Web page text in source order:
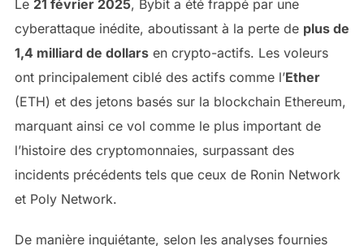
Le 21 février 2025, Bybit a été frappé par une
cyberattaque inédite, aboutissant à la perte de plus de
1,4 milliard de dollarsen crypto-actifs. Les voleurs
ont principalement ciblé des actifs comme l’Ether
(ETH) et des jetons basés sur la blockchain Ethereum,
marquant ainsi ce vol comme le plus important de
l’histoire des cryptomonnaies, surpassant des
incidents précédents tels que ceux de Ronin Network
et Poly Network.
De manière inquiétante, selon les analyses fournies